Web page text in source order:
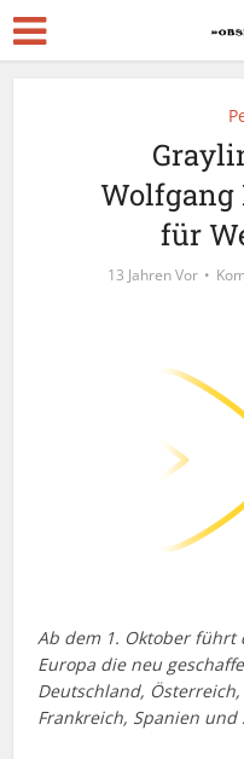
Wolfgang
für
13 Jahren Vor
Ab dem 1. Oktober führt
Europa die neu
Deutschland,
Frankreich, Spanien und